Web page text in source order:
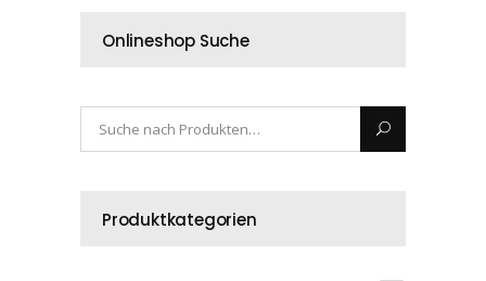
Onlineshop Suche
Produktkategorien